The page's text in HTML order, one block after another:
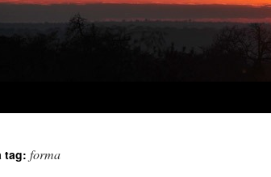
tag: forma